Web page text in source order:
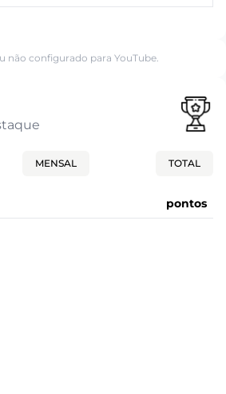
não configurado para YouTube.
MENSAL TOTAL
pontos